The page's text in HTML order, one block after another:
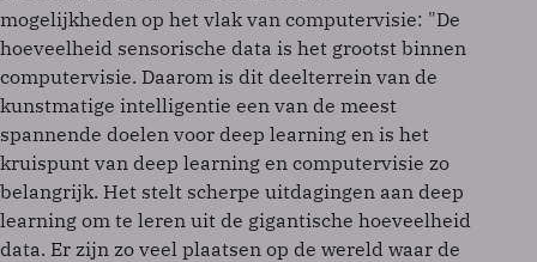
mogelijkheden op het vlak van computervisie: "De
hoeveelheid sensorische data is het grootst binnen
computervisie. Daarom is dit deelterrein van de
kunstmatige intelligentie een van de meest
spannende doelen voor deep learning en is het
kruispunt van deep learning en computervisie zo
belangrijk. Het stelt scherpe uitdagingen aan deep
learning om te leren uit de gigantische hoeveelheid
data. Er zijn zo veel plaatsen op de wereld waar de